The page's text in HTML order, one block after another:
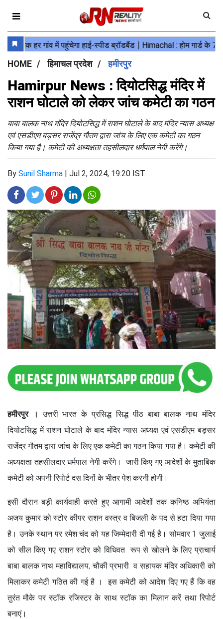
HOME हिमाचल प्रदेश हमीरपुर
Hamirpur News : दियोटसिद्ध मंदिर में
राशन घोटाले को लेकर जांच कमेटी का गठन
बाबा बालक नाथ मंदिर दियोटसिद्ध में राशन घोटाले के बाद मंदिर न्यास अध्यक्ष
एवं एसडीएम बड़सर राजेंद्र गौतम द्वारा जांच के लिए एक कमेटी का गठन
किया गया है। कमेटी की अध्यक्षता तहसीलदार धर्मपाल नेगी करेंगे।
By Sunil Sharma | Jul 2, 2024, 19:20 IST
हमीरपुर । उत्तरी भारत के प्रसिद्ध सिद्ध पीठ बाबा बालक नाथ मंदिर
दियोटसिद्ध में राशन घोटाले के बाद मंदिर न्यास अध्यक्ष एवं एसडीएम बड़सर
राजेंद्र गौतम द्वारा जांच के लिए एक कमेटी का गठन किया गया है। कमेटी की
अध्यक्षता तहसीलदार धर्मपाल नेगी करेंगे। जारी किए गए आदेशों के मुताबिक
कमेटी को अपनी रिपोर्ट दस दिनों के भीतर पेश करनी होगी।
इसी दौरान बड़ी कार्यवाही करते हुए आगामी आदेशों तक कनिष्ठ अभियंता
अजय कुमार को स्टोर कीपर राशन वस्त्र व बिजली के पद से हटा दिया गया
है। उनके स्थान पर रमेश चंद को यह जिम्मेदारी दी गई है। सोमवार 1 जुलाई
को सील किए गए राशन स्टोर को विधिवत रूप से खोलने के लिए प्राचार्य
बाबा बालक नाथ महाविद्यालय, चौकी प्रभारी व सहायक मंदिर अधिकारी को
मिलाकर कमेटी गठित की गई है । इस कमेटी को आदेश दिए गए हैं कि वह
तुरंत मौके पर स्टॉक रजिस्टर के साथ स्टॉक का मिलान करें तथा रिपोर्ट
बनाएं।